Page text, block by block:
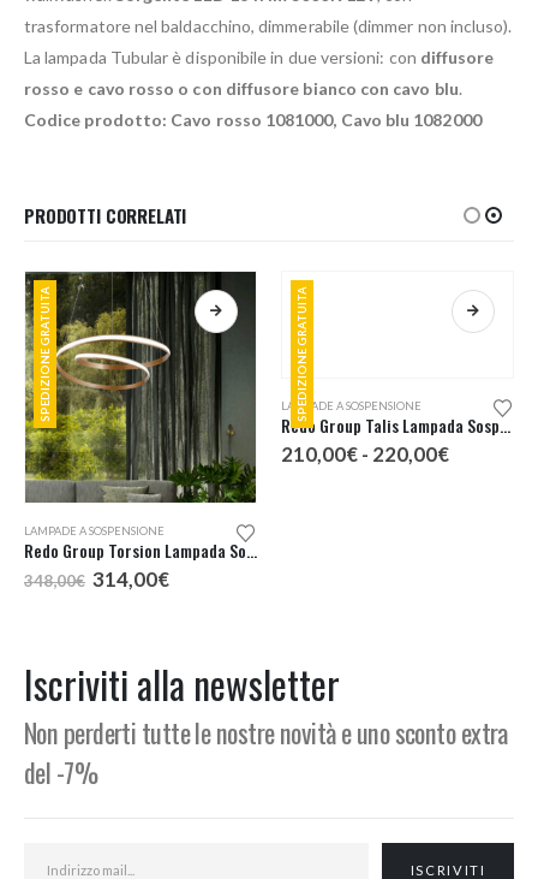
trasformatore nel baldacchino, dimmerabile (dimmer non incluso).
La lampada Tubular è disponibile in due versioni: con diffusore
rosso e cavo rosso o con diffusore bianco con cavo blu.
Codice prodotto: Cavo rosso 1081000, Cavo blu 1082000
PRODOTTI CORRELATI
SPEDIZIONE GRATUITA
LAMPADE A SOSPENSIONE
Redo Group Torsion Lampada Sospensione LED 74
348,00€ Il
prezzo
314,00€Il
SPEDIZIONE GRATUITA
Iscriviti alla newsletter
Non perderti tutte le nostre novità e uno sconto extra
del -7%